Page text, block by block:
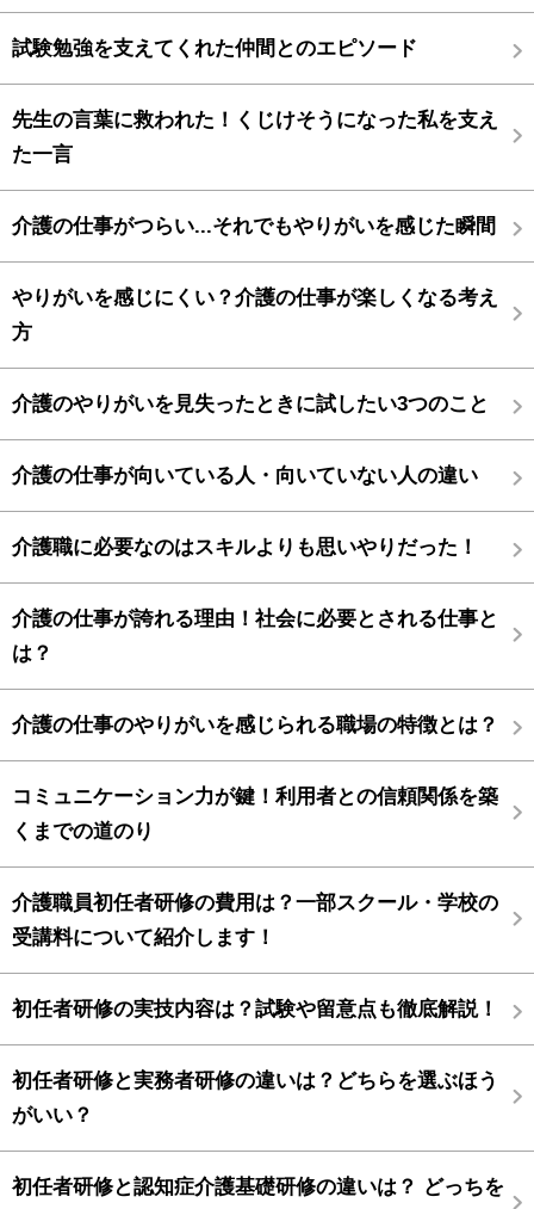
試験勉強を支えてくれた仲間とのエピソード
先生の言葉に救われた！くじけそうになった私を支え
た一言
介護の仕事がつらい...それでもやりがいを感じた瞬間
やりがいを感じにくい？介護の仕事が楽しくなる考え
方
介護のやりがいを見失ったときに試したい3つのこと
介護の仕事が向いている人・向いていない人の違い
介護職に必要なのはスキルよりも思いやりだった！
介護の仕事が誇れる理由！社会に必要とされる仕事と
は？
介護の仕事のやりがいを感じられる職場の特徴とは？
コミュニケーション力が鍵！利用者との信頼関係を築
くまでの道のり
介護職員初任者研修の費用は？一部スクール・学校の
受講料について紹介します！
初任者研修の実技内容は？試験や留意点も徹底解説！
初任者研修と実務者研修の違いは？どちらを選ぶほう
がいい？
初任者研修と認知症介護基礎研修の違いは？ どっちを